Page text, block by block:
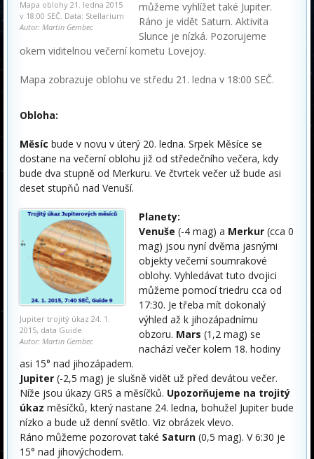
Mapa oblohy 21. ledna 2015
v 18:00 SEČ. Data: Stellarium
Autor: Martin Gembec
můžeme vyhlížet také Jupiter.
Ráno je vidět Saturn. Aktivita
Slunce je nízká. Pozorujeme
okem viditelnou večerní kometu Lovejoy.
Mapa zobrazuje oblohu ve středu 21. ledna v 18:00 SEČ.
Obloha:
Měsíc bude v novu v úterý 20. ledna. Srpek Měsíce se
dostane na večerní oblohu již od středečního večera, kdy
bude dva stupně od Merkuru. Ve čtvrtek večer už bude asi
deset stupňů nad Venuší.
Jupiter trojitý úkaz 24. 1.
2015, data Guide
Autor: Martin Gembec
Planety:
Venuše (-4 mag) a Merkur (cca 0
mag) jsou nyní dvěma jasnými
objekty večerní soumrakové
oblohy. Vyhledávat tuto dvojici
můžeme pomocí triedru cca od
17:30. Je třeba mít dokonalý
výhled až k jihozápadnímu
obzoru. Mars (1,2 mag) se
nachází večer kolem 18. hodiny
asi 15° nad jihozápadem.
Jupiter (-2,5 mag) je slušně vidět už před devátou večer.
Níže jsou úkazy GRS a měsíčků. Upozorňujeme na trojitý
úkaz měsíčků, který nastane 24. ledna, bohužel Jupiter bude
nízko a bude už denní světlo. Viz obrázek vlevo.
Ráno můžeme pozorovat také Saturn (0,5 mag). V 6:30 je
15° nad jihovýchodem.